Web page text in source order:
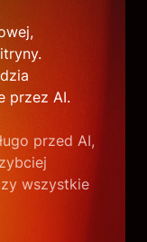
przez AI.
przed AI,
wszystkie